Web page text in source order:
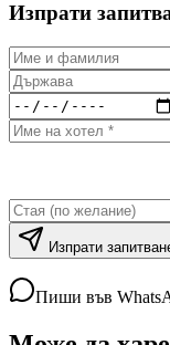
Изпрати
Изпрати
Пиши във